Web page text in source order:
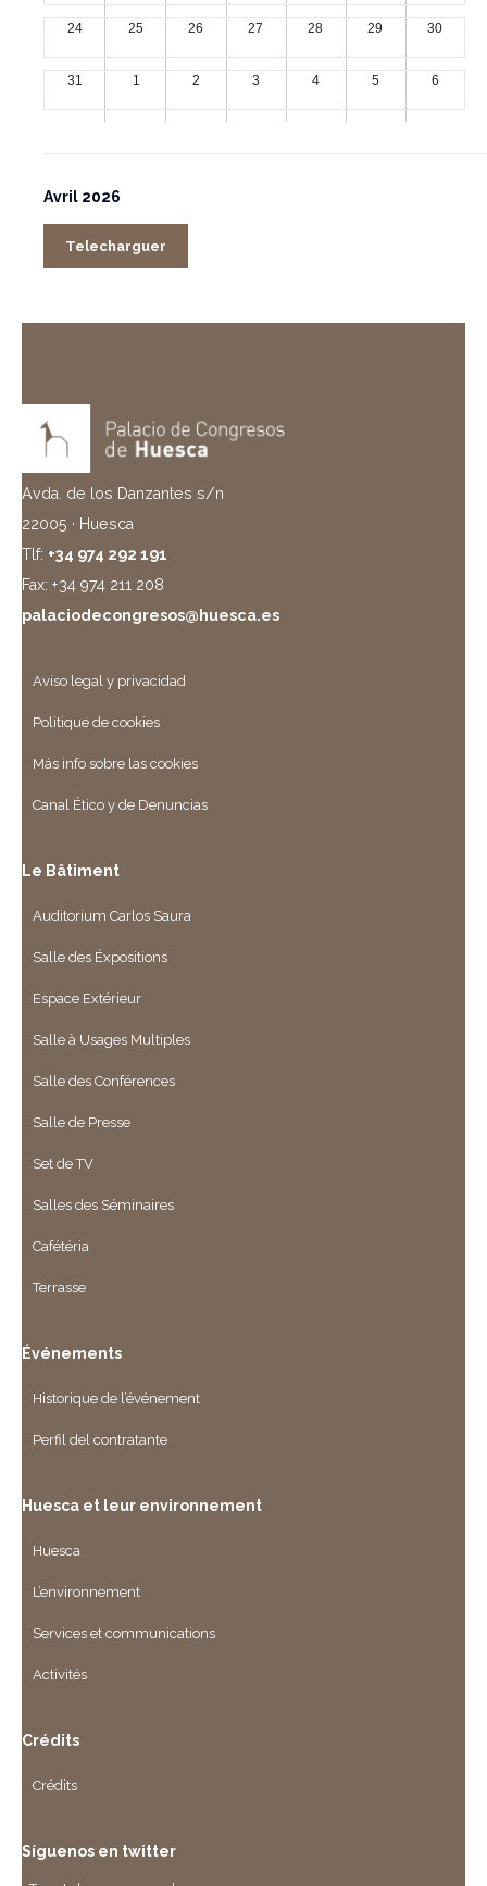
24 25 26 27 28 29 30
31 1 2 3 4 5 6
Avril 2026
Telecharguer
Avda. de los Danzantes s/n
22005 · Huesca
Tlf: +34 974 292 191
Fax: +34 974 211 208
palaciodecongresos@huesca.es
Aviso legal y privacidad
Politique de cookies
Más info sobre las cookies
Canal Ético y de Denuncias
Le Bâtiment
Auditorium Carlos Saura
Salle des Éxpositions
Espace Extérieur
Salle à Usages Multiples
Salle des Conférences
Salle de Presse
Set de TV
Salles des Séminaires
Cafétéria
Terrasse
Événements
Historique de l’événement
Perfil del contratante
Huesca et leur environnement
Huesca
L’environnement
Services et communications
Activités
Crédits
Crédits
Síguenos en twitter